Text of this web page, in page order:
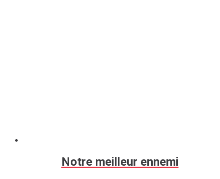
Notre meilleur ennemi